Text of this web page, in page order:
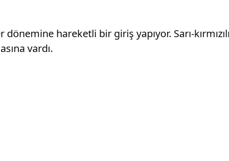
hareketli bir giriş yapıyor. Sarı-
vardı.